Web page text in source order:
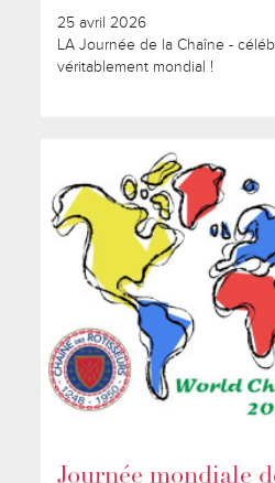
25 avril 2026
LA Journée de la Chaîne -
véritablement mondial !
Journée mondiale